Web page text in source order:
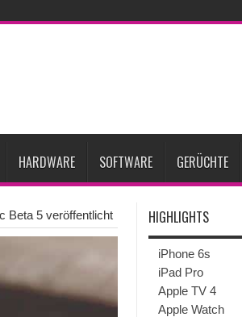
Rekordzahlen im dritten Quartal 2026
HARDWARE SOFTWARE GERÜCHTE
Beta 5 veröffentlicht HIGHLIGHTS
iPhone 6s
iPad Pro
Apple TV 4
Apple Watch